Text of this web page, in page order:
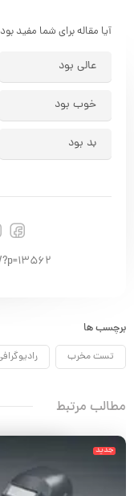
آیا مقاله برای شما مفید
عالی بود
خوب بود
بد بود
برچسب ها
تست مخرب
مطالب مرتبط
جدید